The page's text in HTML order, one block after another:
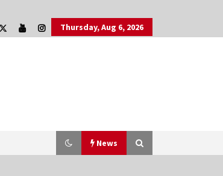
Thursday, Aug 6, 2026
News